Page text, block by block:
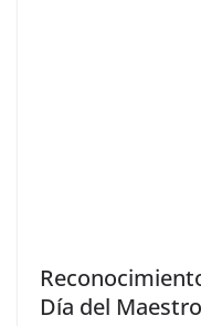
Día del Maestro